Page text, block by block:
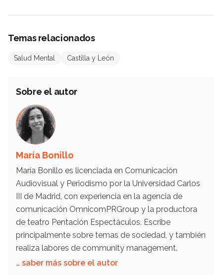
Temas relacionados
Salud Mental Castilla y León
Sobre el autor
María Bonillo
María Bonillo es licenciada en Comunicación
Audiovisual y Periodismo por la Universidad Carlos
III de Madrid, con experiencia en la agencia de
comunicación OmnicomPRGroup y la productora
de teatro Pentación Espectáculos. Escribe
principalmente sobre temas de sociedad, y también
realiza labores de community management.
… saber más sobre el autor